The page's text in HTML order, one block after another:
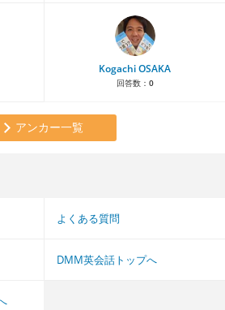
Kogachi OSAKA
回答数： 0
アンカー一覧
よくある質問
DMM英会話トップへ